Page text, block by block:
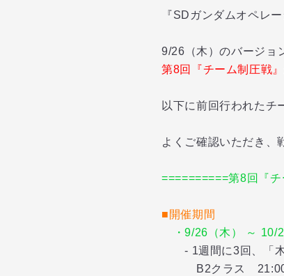
『SDガンダムオペレ
9/26（木）のバージョ
第8回
『チーム制圧戦』
以下に前回行われたチ
よくご確認いただき、
==========第8回『
■開催期間
・9/26（木） ～ 10/
- 1週間に3回、「木
B2クラス 21:00